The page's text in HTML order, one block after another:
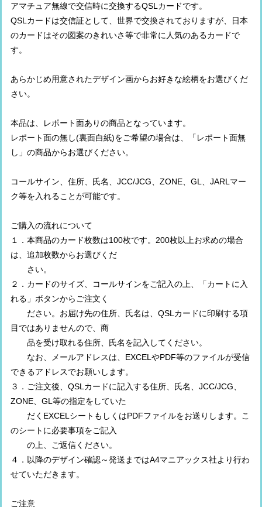
アマチュア無線で交信時に交換するQSLカードです。
QSLカードは交信証として、世界で交換されておりますが、日本
のカードはその図案のきれいさ等で非常に人気のあるカードで
す。
あらかじめ用意されたデザイン画からお好きな絵柄をお選びくだ
さい。
本品は、レポート面ありの商品となっています。
レポート面の無し(裏面白紙)をご希望の場合は、「レポート面無
し」の商品からお選びください。
コールサイン、住所、氏名、JCC/JCG、ZONE、GL、JARLマー
ク等を入れることが可能です。
ご購入の流れについて
１．本商品のカード枚数は100枚です。200枚以上お求めの場合
は、追加枚数からお選びくだ
さい。
２．カードのサイズ、コールサインをご記入の上、「カートに入
れる」ボタンからご注文く
ださい。お届け先の住所、氏名は、QSLカードに印刷する項
目ではありませんので、商
品を受け取れる住所、氏名を記入してください。
なお、メールアドレスは、EXCELやPDF等のファイルが受信
できるアドレスでお願いします。
３．ご注文後、QSLカードに記入する住所、氏名、JCC/JCG、
ZONE、GL等の指定をしていた
だくEXCELシートもしくはPDFファイルをお送りします。こ
のシートに必要事項をご記入
の上、ご返信ください。
４．以降のデザイン確認～発送まではA4マニアックス社より行わ
せていただきます。
ご注意